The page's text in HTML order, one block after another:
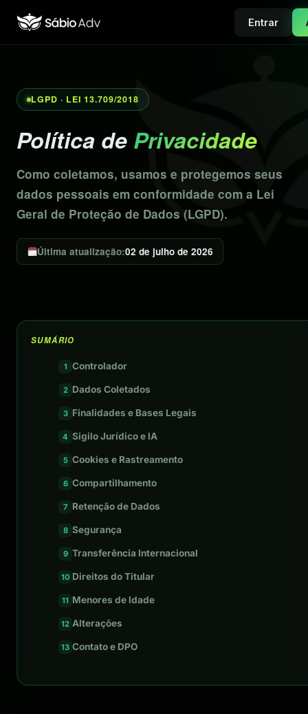
Entrar
LGPD · LEI 13.709/2018
Política de Privacidade
Como coletamos, usamos e protegemos seus
dados pessoais em conformidade com a Lei
Geral de Proteção de Dados (LGPD).
Última atualização:02 de julho de 2026
SUMÁRIO
Controlador
Dados Coletados
Finalidades e Bases Legais
Sigilo Jurídico e IA
Cookies e Rastreamento
Compartilhamento
Retenção de Dados
Segurança
Transferência Internacional
Direitos do Titular
Menores de Idade
Alterações
Contato e DPO